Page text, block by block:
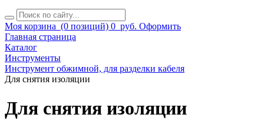
Моя корзина (0 позиций) 0 руб. Оформить
Главная страница
Каталог
Инструменты
Инструмент обжимной, для разделки кабеля
Для снятия изоляции
Для снятия изоляции